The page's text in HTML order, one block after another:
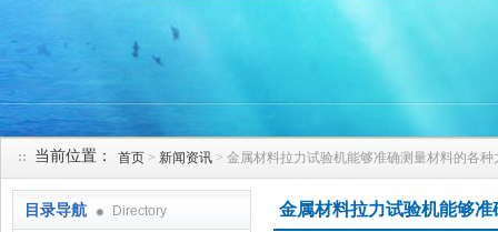
当前位置： 首页 > 新闻资讯 > 金属材料拉力试验机能够准确测量材料的各种
目录导航 Directory 金属材料拉力试验机能够